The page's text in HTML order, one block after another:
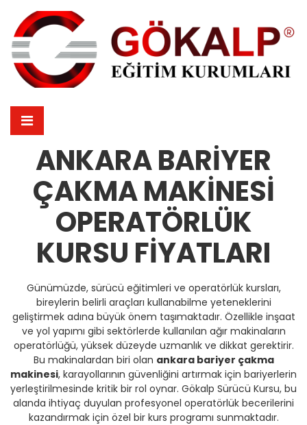
ANKARA BARIYER
ÇAKMA MAKINESI
OPERATÖRLÜK
KURSU FIYATLARI
Günümüzde, sürücü eğitimleri ve operatörlük kursları,
bireylerin belirli araçları kullanabilme yeteneklerini
geliştirmek adına büyük önem taşımaktadır. Özellikle inşaat
ve yol yapımı gibi sektörlerde kullanılan ağır makinaların
operatörlüğü, yüksek düzeyde uzmanlık ve dikkat gerektirir.
Bu makinalardan biri olan ankara bariyer çakma
makinesi, karayollarının güvenliğini artırmak için bariyerlerin
yerleştirilmesinde kritik bir rol oynar. Gökalp Sürücü Kursu, bu
alanda ihtiyaç duyulan profesyonel operatörlük becerilerini
kazandırmak için özel bir kurs programı sunmaktadır.